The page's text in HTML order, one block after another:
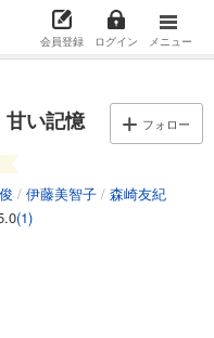
会員登録 ログイン メニュー
い記憶 フォロー
/ 伊藤美智子 / 森崎友紀
(1)